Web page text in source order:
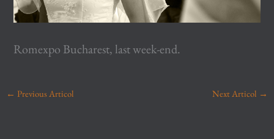
Romexpo Bucharest, last week-end.
← Previous Articol Next Articol →